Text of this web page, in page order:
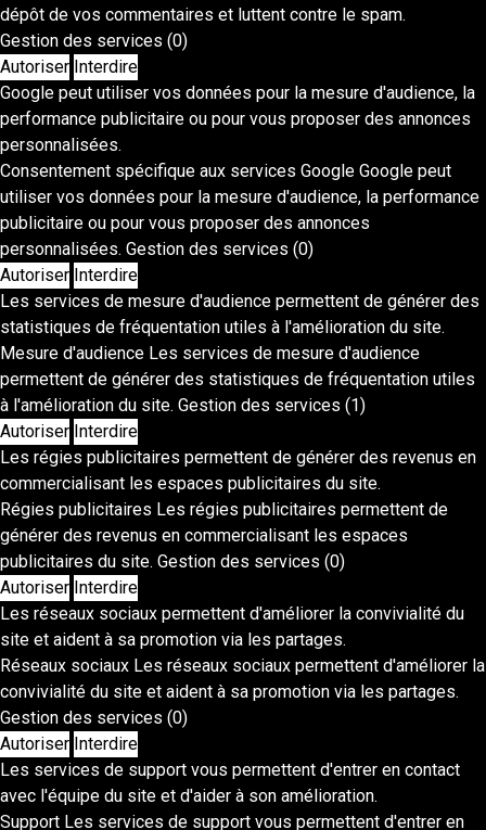
dépôt de vos commentaires et luttent contre le spam.
Gestion des services (0)
Autoriser Interdire
Google peut utiliser vos données pour la mesure d'audience, la
performance publicitaire ou pour vous proposer des annonces
personnalisées.
Consentement spécifique aux services Google Google peut
utiliser vos données pour la mesure d'audience, la performance
publicitaire ou pour vous proposer des annonces
personnalisées. Gestion des services (0)
Autoriser Interdire
Les services de mesure d'audience permettent de générer des
statistiques de fréquentation utiles à l'amélioration du site.
Mesure d'audience Les services de mesure d'audience
permettent de générer des statistiques de fréquentation utiles
à l'amélioration du site. Gestion des services (1)
Autoriser Interdire
Les régies publicitaires permettent de générer des revenus en
commercialisant les espaces publicitaires du site.
Régies publicitaires Les régies publicitaires permettent de
générer des revenus en commercialisant les espaces
publicitaires du site. Gestion des services (0)
Autoriser Interdire
Les réseaux sociaux permettent d'améliorer la convivialité du
site et aident à sa promotion via les partages.
Réseaux sociaux Les réseaux sociaux permettent d'améliorer la
convivialité du site et aident à sa promotion via les partages.
Gestion des services (0)
Autoriser Interdire
Les services de support vous permettent d'entrer en contact
avec l'équipe du site et d'aider à son amélioration.
Support Les services de support vous permettent d'entrer en